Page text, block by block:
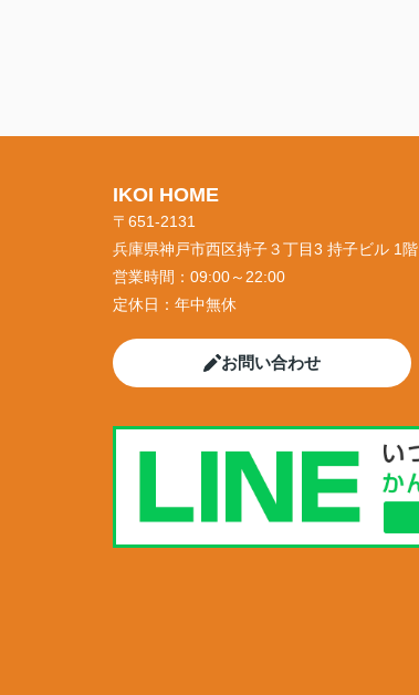
IKOI HOME
〒651-2131
兵庫県神戸市西区持子３丁目3 持子ビル 1階
営業時間： 09:00～22:00
定休日： 年中無休
お問い合わせ